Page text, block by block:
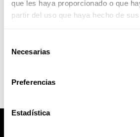
que les haya proporcionado o que
partir del uso que haya hecho de
Necesarias
Preferencias
Estadística